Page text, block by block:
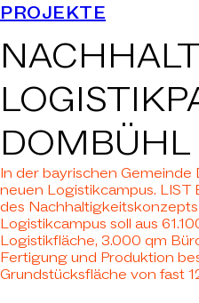
DAS
PROJEKTE
DOMBÜHL
In der bayrischen Gemeinde
neuen Logistikcampus.
des
Logistikcampus soll aus
Logistikfläche, 3.000 qm
Fertigung und Produktion
Grundstücksfläche von fast